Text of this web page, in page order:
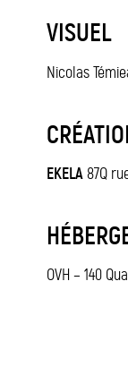
VISUEL
Nicolas
EKELA 87Q
OVH – 140